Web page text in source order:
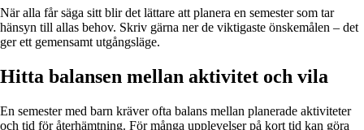
När alla får säga sitt blir det lättare att planera en semester som tar
hänsyn till allas behov. Skriv gärna ner de viktigaste önskemålen – det
ger ett gemensamt utgångsläge.
Hitta balansen mellan aktivitet och vila
En semester med barn kräver ofta balans mellan planerade aktiviteter
och tid för återhämtning. För många upplevelser på kort tid kan göra